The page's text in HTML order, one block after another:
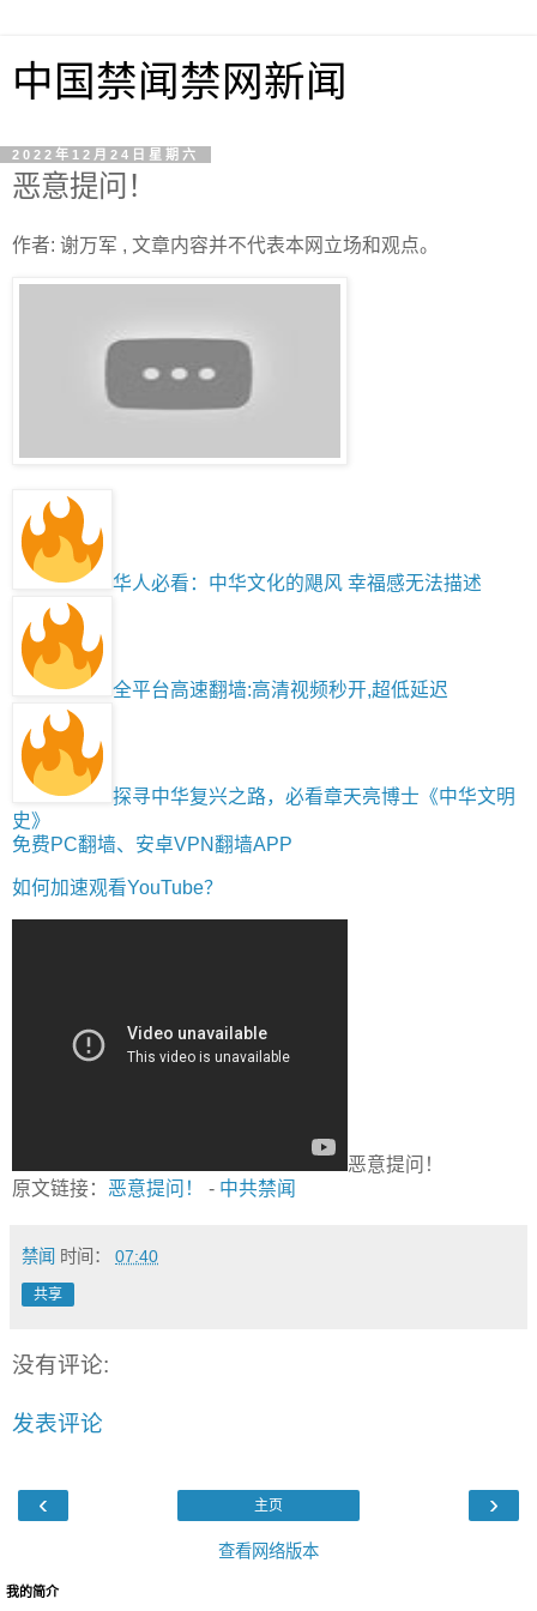
中国禁闻禁网新闻
2022年12月24日星期六
恶意提问！
作者: 谢万军 , 文章内容并不代表本网立场和观点。
华人必看：中华文化的飓风 幸福感无法描述
全平台高速翻墙:高清视频秒开,超低延迟
探寻中华复兴之路，必看章天亮博士《中华文明
史》
免费PC翻墙、安卓VPN翻墙APP
如何加速观看YouTube？
恶意提问！
原文链接： 恶意提问！ - 中共禁闻
禁闻 时间： 07:40
共享
没有评论:
发表评论
‹ ›
主页
查看网络版本
我的简介